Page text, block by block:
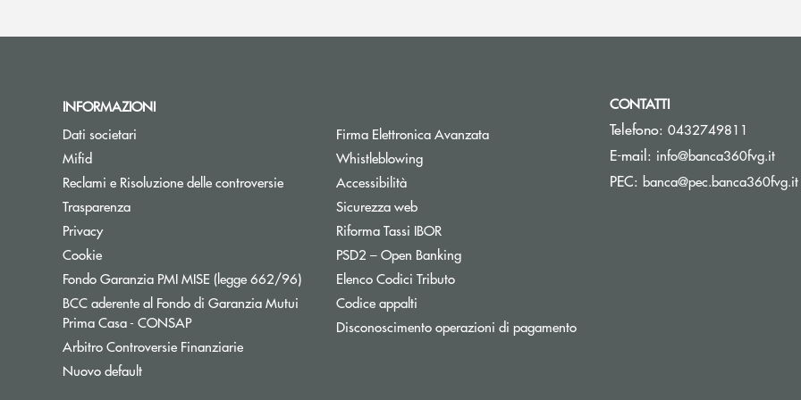
INFORMAZIONI
Dati societari
Mifid
Reclami e Risoluzione delle controversie
Trasparenza
Privacy
Cookie
Fondo Garanzia PMI MISE (legge 662/96)Apre una nuova finestra
BCC aderente al Fondo di Garanzia Mutui
Prima Casa - CONSAPApre una nuova finestra
Arbitro Controversie FinanziarieApre una nuova finestra
Nuovo default
Firma Elettronica Avanzata
WhistleblowingApre una nuova finestra
Accessibilità
Sicurezza web
Riforma Tassi IBORApre una nuova finestra
PSD2 – Open BankingApre una nuova finestra
Elenco Codici TributoApre una nuova finestra
Codice appalti
Disconoscimento operazioni di pagamento
CONTATTI
Telefono: 0432749811
E-mail: info@banca360fvg.it(si
PEC: banca@pec.banca360fvg.it